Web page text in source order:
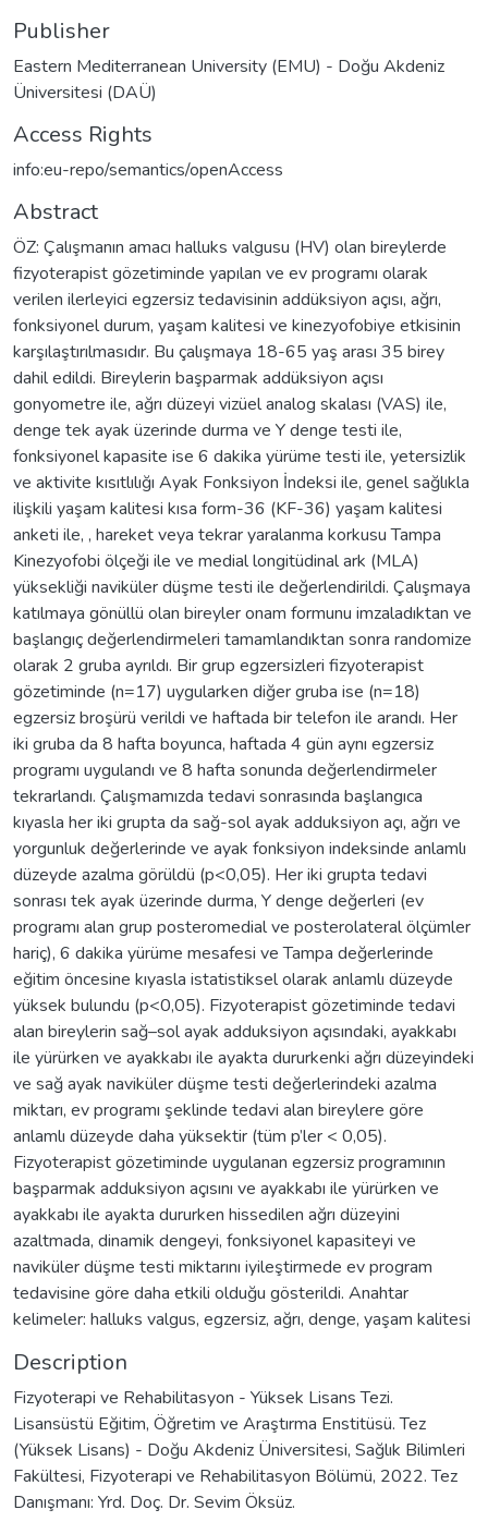
Publisher
Eastern Mediterranean University (EMU) - Doğu Akdeniz
Üniversitesi (DAÜ)
Access Rights
info:eu-repo/semantics/openAccess
Abstract
ÖZ: Çalışmanın amacı halluks valgusu (HV) olan bireylerde
fizyoterapist gözetiminde yapılan ve ev programı olarak
verilen ilerleyici egzersiz tedavisinin addüksiyon açısı, ağrı,
fonksiyonel durum, yaşam kalitesi ve kinezyofobiye etkisinin
karşılaştırılmasıdır. Bu çalışmaya 18-65 yaş arası 35 birey
dahil edildi. Bireylerin başparmak addüksiyon açısı
gonyometre ile, ağrı düzeyi vizüel analog skalası (VAS) ile,
denge tek ayak üzerinde durma ve Y denge testi ile,
fonksiyonel kapasite ise 6 dakika yürüme testi ile, yetersizlik
ve aktivite kısıtlılığı Ayak Fonksiyon İndeksi ile, genel sağlıkla
ilişkili yaşam kalitesi kısa form-36 (KF-36) yaşam kalitesi
anketi ile, , hareket veya tekrar yaralanma korkusu Tampa
Kinezyofobi ölçeği ile ve medial longitüdinal ark (MLA)
yüksekliği naviküler düşme testi ile değerlendirildi. Çalışmaya
katılmaya gönüllü olan bireyler onam formunu imzaladıktan ve
başlangıç değerlendirmeleri tamamlandıktan sonra randomize
olarak 2 gruba ayrıldı. Bir grup egzersizleri fizyoterapist
gözetiminde (n=17) uygularken diğer gruba ise (n=18)
egzersiz broşürü verildi ve haftada bir telefon ile arandı. Her
iki gruba da 8 hafta boyunca, haftada 4 gün aynı egzersiz
programı uygulandı ve 8 hafta sonunda değerlendirmeler
tekrarlandı. Çalışmamızda tedavi sonrasında başlangıca
kıyasla her iki grupta da sağ-sol ayak adduksiyon açı, ağrı ve
yorgunluk değerlerinde ve ayak fonksiyon indeksinde anlamlı
düzeyde azalma görüldü (p<0,05). Her iki grupta tedavi
sonrası tek ayak üzerinde durma, Y denge değerleri (ev
programı alan grup posteromedial ve posterolateral ölçümler
hariç), 6 dakika yürüme mesafesi ve Tampa değerlerinde
eğitim öncesine kıyasla istatistiksel olarak anlamlı düzeyde
yüksek bulundu (p<0,05). Fizyoterapist gözetiminde tedavi
alan bireylerin sağ–sol ayak adduksiyon açısındaki, ayakkabı
ile yürürken ve ayakkabı ile ayakta dururkenki ağrı düzeyindeki
ve sağ ayak naviküler düşme testi değerlerindeki azalma
miktarı, ev programı şeklinde tedavi alan bireylere göre
anlamlı düzeyde daha yüksektir (tüm p’ler < 0,05).
Fizyoterapist gözetiminde uygulanan egzersiz programının
başparmak adduksiyon açısını ve ayakkabı ile yürürken ve
ayakkabı ile ayakta dururken hissedilen ağrı düzeyini
azaltmada, dinamik dengeyi, fonksiyonel kapasiteyi ve
naviküler düşme testi miktarını iyileştirmede ev program
tedavisine göre daha etkili olduğu gösterildi. Anahtar
kelimeler: halluks valgus, egzersiz, ağrı, denge, yaşam kalitesi
Description
Fizyoterapi ve Rehabilitasyon - Yüksek Lisans Tezi.
Lisansüstü Eğitim, Öğretim ve Araştırma Enstitüsü. Tez
(Yüksek Lisans) - Doğu Akdeniz Üniversitesi, Sağlık Bilimleri
Fakültesi, Fizyoterapi ve Rehabilitasyon Bölümü, 2022. Tez
Danışmanı: Yrd. Doç. Dr. Sevim Öksüz.